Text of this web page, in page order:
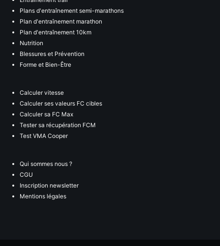
Plans d'entraînement semi-marathons
Plan d'entraînement marathon
Plan d'entraînement 10km
Nutrition
Blessures et Prévention
Forme et Bien-Être
Calculer vitesse
Calculer ses valeurs FC cibles
Calculer sa FC Max
Tester sa récupération FCM
Test VMA Cooper
Qui sommes nous ?
CGU
Inscription newsletter
Mentions légales